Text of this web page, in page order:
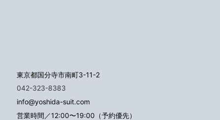
東京都国分寺市南町3-11-2
042-323-8383
info@yoshida-suit.com
営業時間／12:00〜19:00（予約優先）